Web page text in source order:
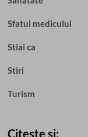
Sfatul medicului
Stiai ca
Stiri
Turism
Citeste si: